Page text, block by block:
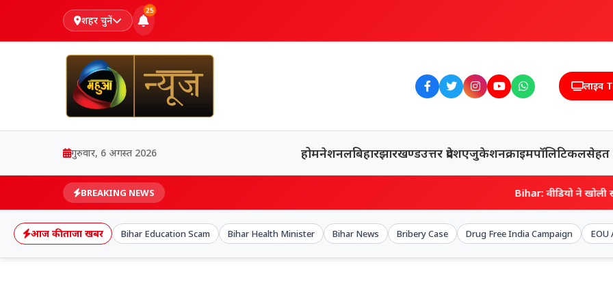
शहर चुनें
25
लाइव
गुरुवार, 6 अगस्त 2026 होमनेशनलबिहारझारखण्डउत्तर प्रदेशएजुकेशनक्राइमपॉलिटिकलसेहत
BREAKING NEWS Bihar: वीडियो ने खोली सड़क
आज की ताजा खबर Bihar Education Scam Bihar Health Minister Bihar News Bribery Case Drug Free India Campaign EOU